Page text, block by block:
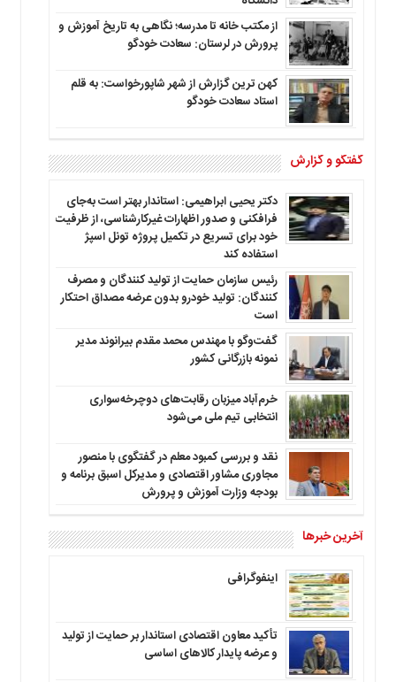
از مکتب خانه تا مدرسه؛ نگاهی به تاریخ آموزش و
پرورش در لرستان: سعادت خودگو
کهن ترین گزارش از شهر شاپورخواست: به قلم
استاد سعادت خودگو
گفتگو و گزارش
دکتر یحیی ابراهیمی: استاندار بهتر است به‌جای
فرافکنی و صدور اظهارات غیرکارشناسی، از ظرفیت
خود برای تسریع در تکمیل پروژه تونل اسپژ
استفاده کند
رئیس سازمان حمایت از تولید کنندگان و مصرف
کنندگان: تولید خودرو بدون عرضه مصداق احتکار
است
گفت‌وگو با مهندس محمد مقدم بیرانوند مدیر
نمونه بازرگانی کشور
خرم‌آباد میزبان رقابت‌های دوچرخه‌سواری
انتخابی تیم ملی می‌شود
نقد و بررسی کمبود معلم در گفتگوی با منصور
مجاوری مشاور اقتصادی و مدیرکل اسبق برنامه و
بودجه وزارت آموزش و پرورش
آخرین خبرها
اینفوگرافی
تأکید معاون اقتصادی استاندار بر حمایت از تولید
و عرضه پایدار کالاهای اساسی